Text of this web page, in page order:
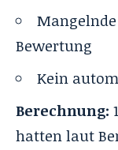
Bewertung
Kein
Berechnung:
hatten laut